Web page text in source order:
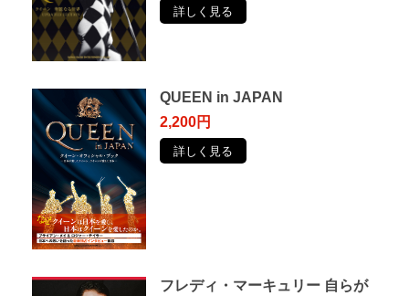
詳しく見る
QUEEN in JAPAN
2,200円
詳しく見る
フレディ・マーキュリー ⾃らが